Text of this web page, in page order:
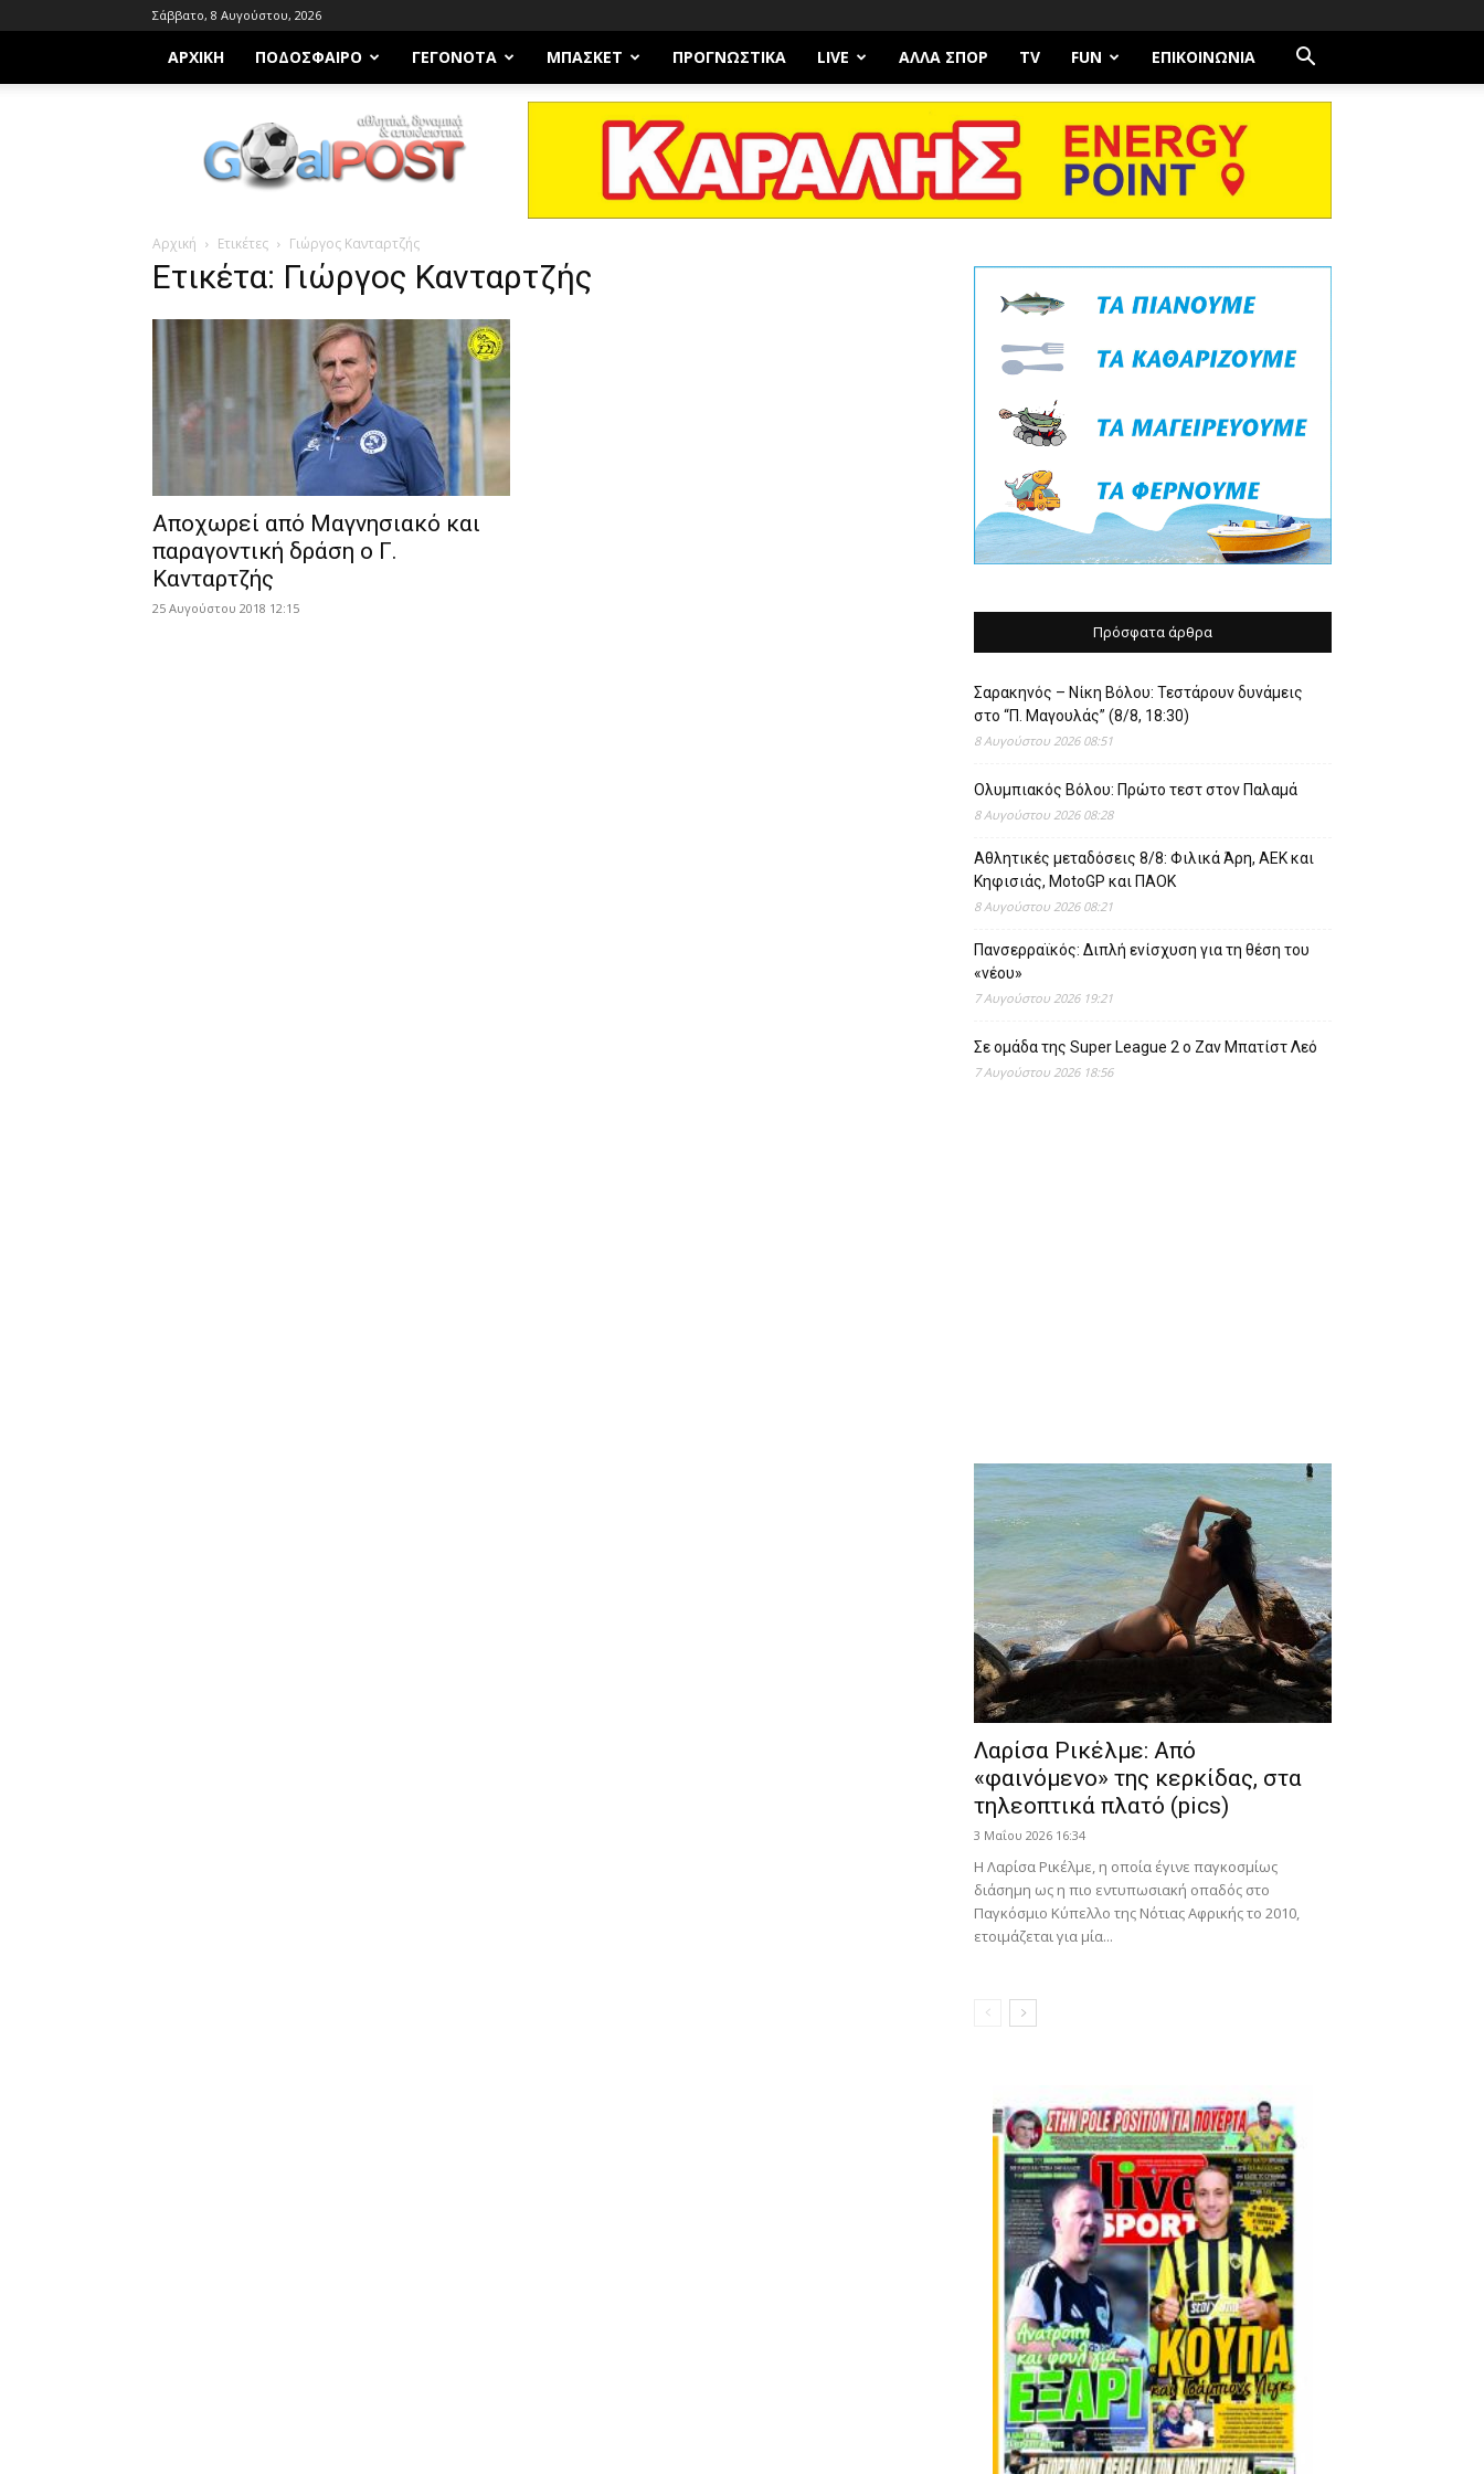
Σάββατο, 8 Αυγούστου, 2026
ΑΡΧΙΚΗ ΠΟΔΌΣΦΑΙΡΟ ΓΕΓΟΝΌΤΑ ΜΠΆΣΚΕΤ ΠΡΟΓΝΩΣΤΙΚΑ LIVE ΆΛΛΑ ΣΠΟΡ TV FUN ΕΠΙΚΟΙΝΩΝΊΑ
Goalpost.gr
Αρχική Ετικέτες Γιώργος Κανταρτζής
Ετικέτα: Γιώργος Κανταρτζής
Αποχωρεί από Μαγνησιακό και
παραγοντική δράση ο Γ.
Κανταρτζής
25 Αυγούστου 2018 12:15
Πρόσφατα άρθρα
Σαρακηνός – Νίκη Βόλου: Τεστάρουν δυνάμεις
στο “Π. Μαγουλάς” (8/8, 18:30)
8 Αυγούστου 2026 08:51
Ολυμπιακός Βόλου: Πρώτο τεστ στον Παλαμά
8 Αυγούστου 2026 08:28
Αθλητικές μεταδόσεις 8/8: Φιλικά Άρη, ΑΕΚ και
Κηφισιάς, MotoGP και ΠΑΟΚ
8 Αυγούστου 2026 08:21
Πανσερραϊκός: Διπλή ενίσχυση για τη θέση του
«νέου»
7 Αυγούστου 2026 19:21
Σε ομάδα της Super League 2 o Ζαν Μπατίστ Λεό
7 Αυγούστου 2026 18:56
Λαρίσα Ρικέλμε: Από
«φαινόμενο» της κερκίδας, στα
τηλεοπτικά πλατό (pics)
3 Μαΐου 2026 16:34
Η Λαρίσα Ρικέλμε, η οποία έγινε παγκοσμίως
διάσημη ως η πιο εντυπωσιακή οπαδός στο
Παγκόσμιο Κύπελλο της Νότιας Αφρικής το 2010,
ετοιμάζεται για μία...